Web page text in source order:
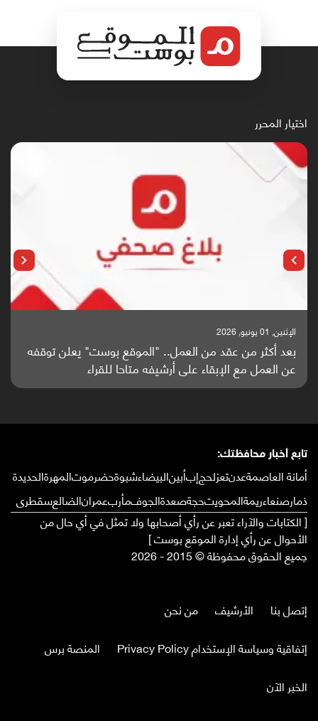
اختيار المحرر
الإثنين, 25 مايو, 2026
باحثون من اليمن يدخلون سباق أبحاث ألزهايمر بدراسة
واعدة منشورة عالميا (ترجمة)
تابع أخبار محافظتك:
أمانة العاصمةعدنتعزلحجإبأبينالبيضاءشبوةحضرموتالمهرةالحديدة
ذمارصنعاءريمةالمحويتحجةصعدةالجوفمأربعمرانالضالعسقطرى
[ الكتابات والآراء تعبر عن رأي أصحابها ولا تمثل في أي حال من
الأحوال عن رأي إدارة الموقع بوست ]
جميع الحقوق محفوظة © 2015 - 2026
إتصل بنا الأرشيف
من نحن
إتفاقية وسياسة الإستخدام Privacy Policy
المنصة برس
الخبر الآن